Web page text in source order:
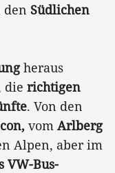
den Südlichen
heraus
die richtigen
. Von den
vom Arlberg
Alpen, aber im
VW-Bus-